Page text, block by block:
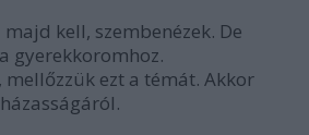
kell, szembenézek. De
gyerekkoromhoz.
mellőzzük ezt a témát. Akkor